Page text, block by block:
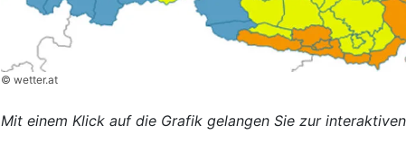
© wetter.at
Mit einem Klick auf die Grafik gelangen Sie zur